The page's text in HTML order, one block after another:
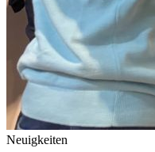
Neuigkeiten